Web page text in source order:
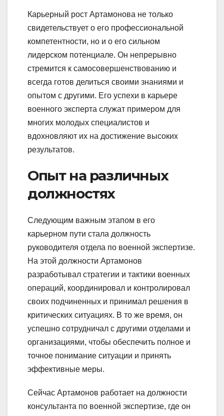
Карьерный рост Артамонова не только
свидетельствует о его профессиональной
компетентности, но и о его сильном
лидерском потенциале. Он непрерывно
стремится к самосовершенствованию и
всегда готов делиться своими знаниями и
опытом с другими. Его успехи в карьере
военного эксперта служат примером для
многих молодых специалистов и
вдохновляют их на достижение высоких
результатов.
Опыт на различных
должностях
Следующим важным этапом в его
карьерном пути стала должность
руководителя отдела по военной экспертизе.
На этой должности Артамонов
разработывал стратегии и тактики военных
операций, координировал и контролировал
своих подчиненных и принимал решения в
критических ситуациях. В то же время, он
успешно сотрудничал с другими отделами и
организациями, чтобы обеспечить полное и
точное понимание ситуации и принять
эффективные меры.
Сейчас Артамонов работает на должности
консультанта по военной экспертизе, где он